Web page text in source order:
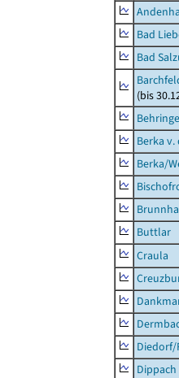
Bad
Bad
(bis
Berka v.
Berka/
Buttlar
Craula
Dippach